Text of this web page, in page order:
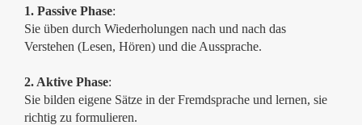
1. Passive Phase:
Sie üben durch Wiederholungen nach und nach das
Verstehen (Lesen, Hören) und die Aussprache.
2. Aktive Phase:
Sie bilden eigene Sätze in der Fremdsprache und lernen, sie
richtig zu formulieren.